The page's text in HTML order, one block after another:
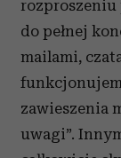
rozproszeniu
do pełnej
mailami,
zawieszenia
uwagi”.